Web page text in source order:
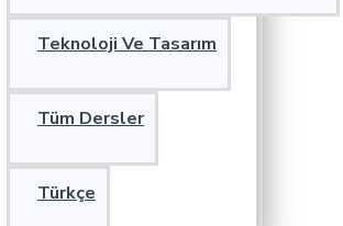
Teknoloji Ve Tasarım
Tüm Dersler
Türkçe